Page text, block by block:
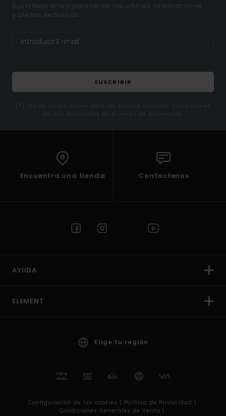
Suscríbete ahora para recibir las ultimas informaciones
y ofertas exclusivas.
SUSCRIBIR
(*) Oferta valida online para los nuevos inscritos. Condiciones
de uso detalladas en el email de bienvenida
Encuentra una tienda Contactenos
AYUDA
ELEMENT
Elige tu región
Configuración de las cookies | Política de Privacidad |
Condiciones Generales de Venta |